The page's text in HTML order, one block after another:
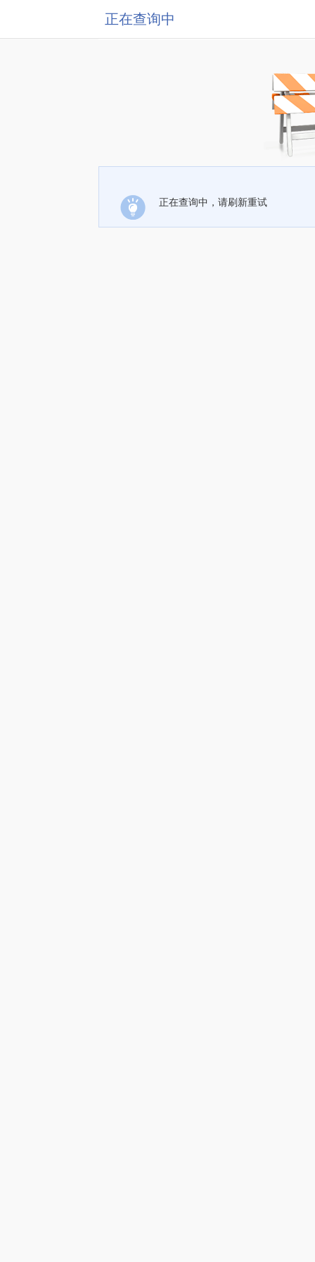
正在查询中
正在查询中，请刷新重试